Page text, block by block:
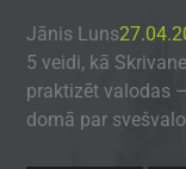
Jānis Luns
5 veidi, kā
praktizēt valodas
domā par